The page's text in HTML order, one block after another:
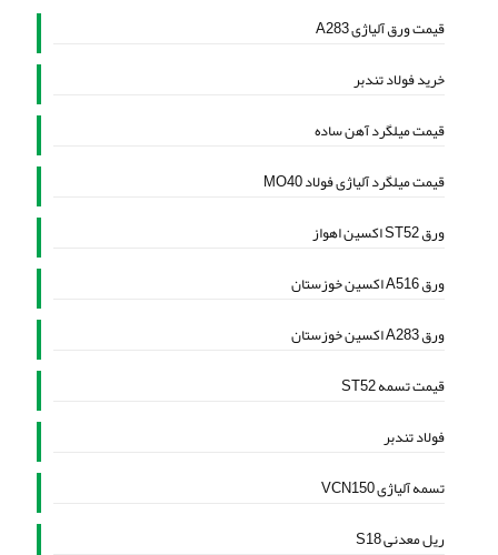
قیمت ورق آلیاژی A283
خرید فولاد تندبر
قیمت میلگرد آهن ساده
قیمت میلگرد آلیاژی فولاد MO40
ورق ST52 اکسین اهواز
ورق A516 اکسین خوزستان
ورق A283 اکسین خوزستان
قیمت تسمه ST52
فولاد تندبر
تسمه آلیاژی VCN150
ریل معدنی S18